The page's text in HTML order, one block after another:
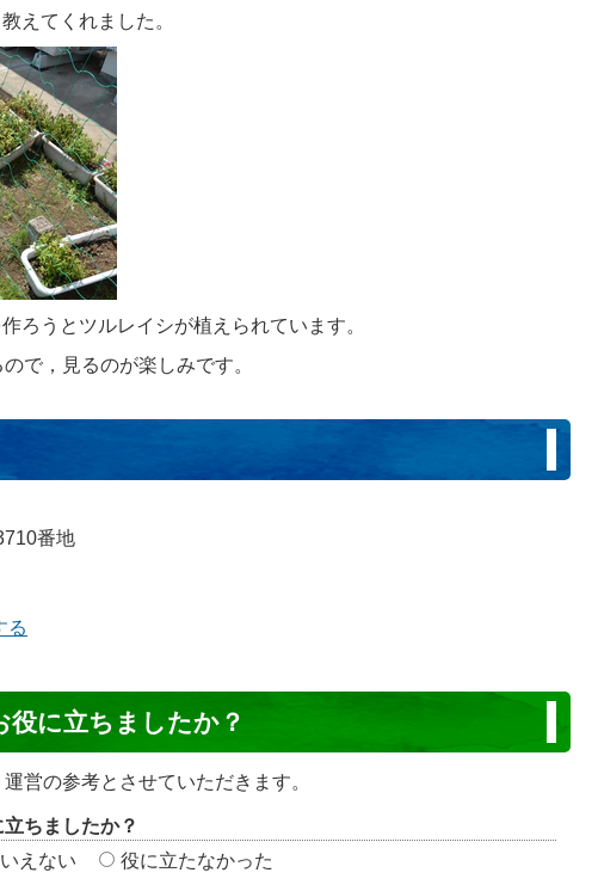
えてくれました。
ろうとツルレイシが植えられています。
で，見るのが楽しみです。
番地
る
役に立ちましたか？
営の参考とさせていただきます。
ちましたか？
えない 役に立たなかった